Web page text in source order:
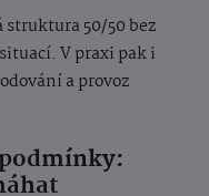
50/50 bez
V praxi pak i
a provoz